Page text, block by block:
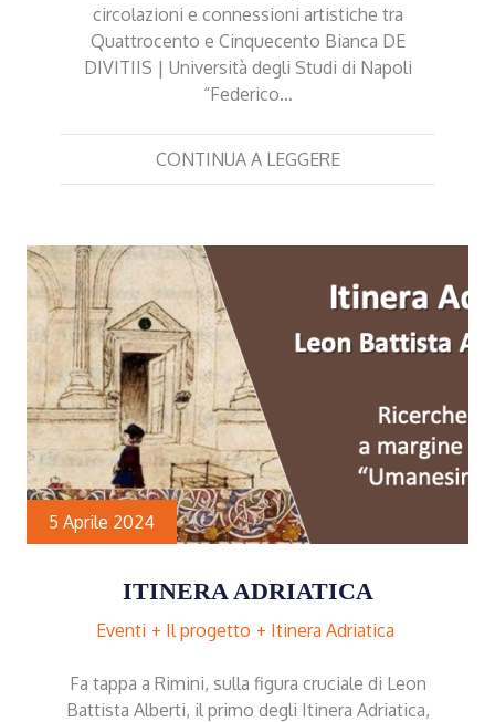
circolazioni e connessioni artistiche tra
Quattrocento e Cinquecento Bianca DE
DIVITIIS | Università degli Studi di Napoli
“Federico…
CONTINUA A LEGGERE
5 Aprile 2024
ITINERA ADRIATICA
Eventi Il progetto Itinera Adriatica
Fa tappa a Rimini, sulla figura cruciale di Leon
Battista Alberti, il primo degli Itinera Adriatica,